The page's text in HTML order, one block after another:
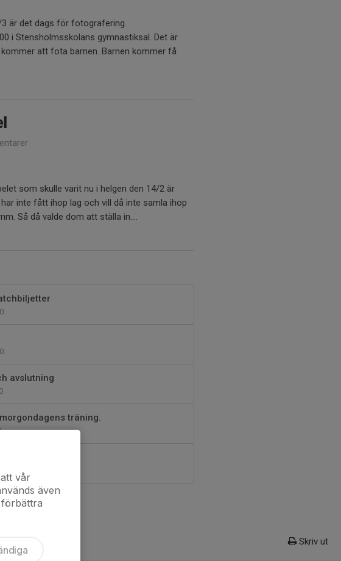
är det dags för fotografering.
i Stensholmsskolans gymnastiksal. Det är
att fota barnen. Barnen kommer få
som skulle varit nu i helgen den 14/2 är
inte fått ihop lag och vill då inte samla ihop
Så då valde dom att ställa in....
avslutning
träning.
Skriv ut
vår
även